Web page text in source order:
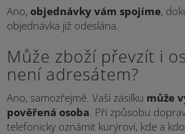
Ano, objednávky vám spojíme,
objednávka již odeslána.
Může zboží převzít i
není adresátem?
Ano, samozřejmě. Vaši zásilku může
pověřená osoba . Při způsobu
telefonicky oznámit kurýrovi, kde a